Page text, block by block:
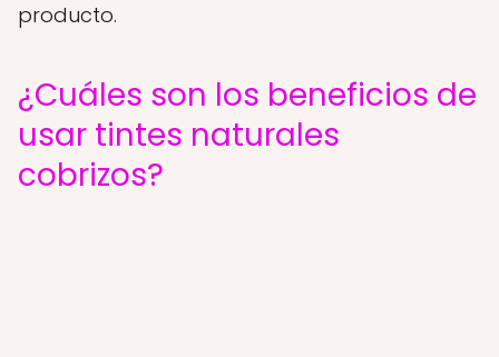
producto.
¿Cuáles son los beneficios de
usar tintes naturales
cobrizos?